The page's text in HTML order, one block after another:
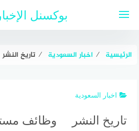
بوكسنل
الرئيسية ⁄ اخبار السعودية ⁄ تاريخ النشر وظائف مستمرة
اخبار السعودية
تاريخ النشر وظائف